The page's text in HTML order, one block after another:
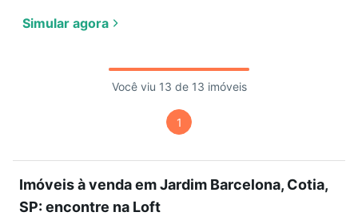
Simular agora
Você viu 13 de 13 imóveis
1
Imóveis à venda em Jardim Barcelona, Cotia,
SP: encontre na Loft